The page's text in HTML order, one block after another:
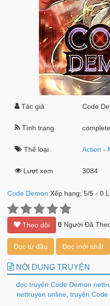
Tác giả Code
Tình trạng
Thể loại Action -
Lượt xem 3084
Code Demon Xếp hạng: 5/5 - 0
Theo dõi 0 Người Đã
Đọc từ đầu Đọc mới nhất
NỘI DUNG TRUYỆN
đọc truyện Code Demon
nettruyen online truyện